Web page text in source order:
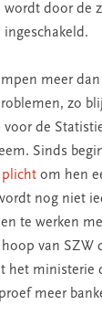
wordt door de
meer
zo
voor de
Sinds
plichtom hen
nog niet
te werken
hoop van SZW
het ministerie
meer